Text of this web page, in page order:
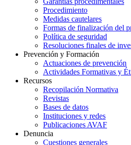
Procedimiento
Medidas cautelares
Formas de finalización del
Política de seguridad
Resoluciones finales de
Prevención y Formación
Actuaciones de prevención
Actividades Formativas y
Recursos
Recopilación Normativa
Revistas
Bases de datos
Instituciones y redes
Publicaciones AVAF
Denuncia
Cuestiones generales